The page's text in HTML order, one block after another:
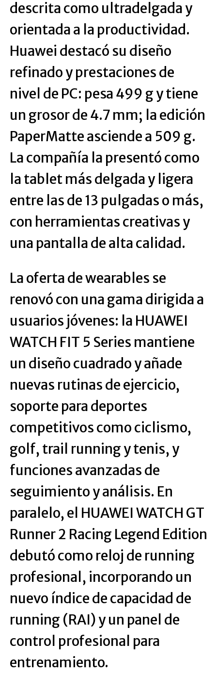
descrita como ultradelgada y
orientada a la productividad.
Huawei destacó su diseño
refinado y prestaciones de
nivel de PC: pesa 499 g y tiene
un grosor de 4.7 mm; la edición
PaperMatte asciende a 509 g.
La compañía la presentó como
la tablet más delgada y ligera
entre las de 13 pulgadas o más,
con herramientas creativas y
una pantalla de alta calidad.
La oferta de wearables se
renovó con una gama dirigida a
usuarios jóvenes: la HUAWEI
WATCH FIT 5 Series mantiene
un diseño cuadrado y añade
nuevas rutinas de ejercicio,
soporte para deportes
competitivos como ciclismo,
golf, trail running y tenis, y
funciones avanzadas de
seguimiento y análisis. En
paralelo, el HUAWEI WATCH GT
Runner 2 Racing Legend Edition
debutó como reloj de running
profesional, incorporando un
nuevo índice de capacidad de
running (RAI) y un panel de
control profesional para
entrenamiento.